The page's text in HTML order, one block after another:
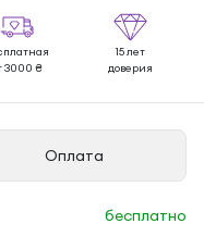
3000 ₴
15 лет
доверия
Оплата
бесплатно